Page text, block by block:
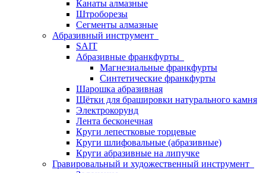
Канаты алмазные
Штроборезы
Сегменты алмазные
Абразивный инструмент
SAIT
Абразивные франкфурты
Магнезиальные франкфурты
Синтетические франкфурты
Шарошка абразивная
Щётки для брашировки натурального камня
Электрокорунд
Лента бесконечная
Круги лепестковые торцевые
Круги шлифовальные (абразивные)
Круги абразивные на липучке
Гравировальный и художественный инструмент